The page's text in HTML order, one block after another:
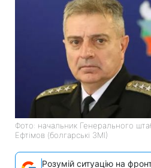
Фото: начальник Генерального
Ефтімов (болгарські ЗМІ)
Розумій ситуацію на